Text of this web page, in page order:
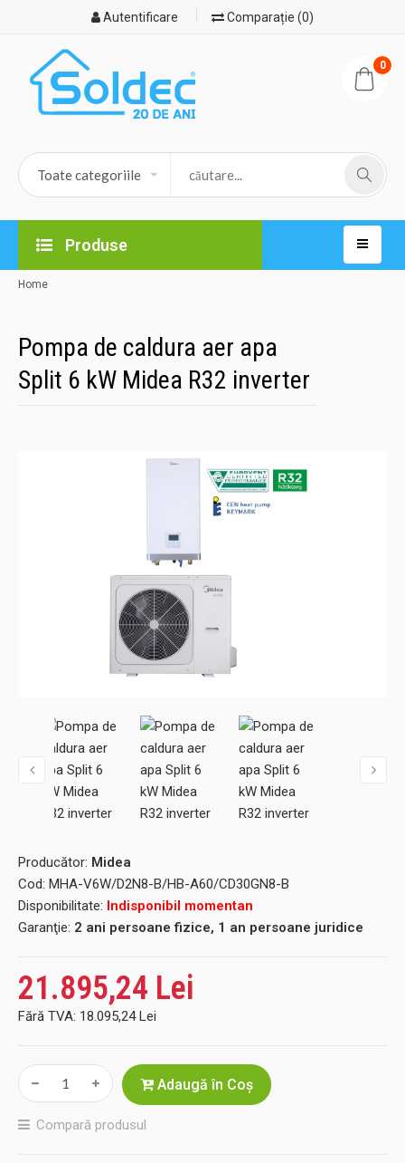
Autentificare Comparație (0)
0
Produse
Home
Pompa de caldura aer apa
Split 6 kW Midea R32 inverter
Producător: Midea
Cod: MHA-V6W/D2N8-B/HB-A60/CD30GN8-B
Disponibilitate: Indisponibil momentan
Garanţie: 2 ani persoane fizice, 1 an persoane juridice
21.895,24 Lei
Fără TVA: 18.095,24 Lei
Adaugă în Coş
Compară produsul